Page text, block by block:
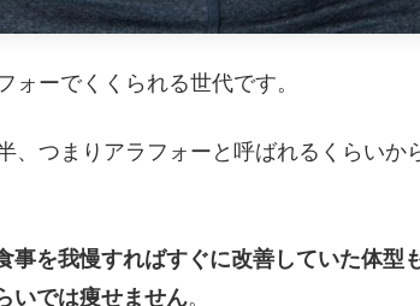
ォーでくくられる世代です。
、つまりアラフォーと呼ばれるくらいか
事を我慢すればすぐに改善していた体型
いでは痩せません。